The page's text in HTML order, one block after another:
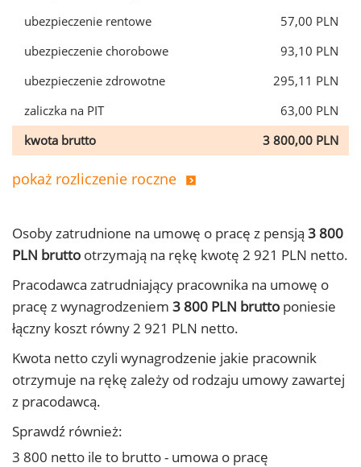
ubezpieczenie rentowe
57,00 PLN
ubezpieczenie chorobowe
93,10 PLN
ubezpieczenie zdrowotne
295,11 PLN
zaliczka na PIT
63,00 PLN
kwota brutto
3 800,00 PLN
pokaż rozliczenie roczne
Osoby zatrudnione na umowę o pracę z pensją 3 800
PLN brutto otrzymają na rękę kwotę 2 921 PLN netto.
Pracodawca zatrudniający pracownika na umowę o
pracę z wynagrodzeniem 3 800 PLN brutto poniesie
łączny koszt równy 2 921 PLN netto.
Kwota netto czyli wynagrodzenie jakie pracownik
otrzymuje na rękę zależy od rodzaju umowy zawartej
z pracodawcą.
Sprawdź również:
3 800 netto ile to brutto - umowa o pracę